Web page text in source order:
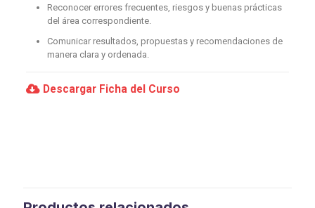
Reconocer errores frecuentes, riesgos y buenas prácticas
del área correspondiente.
Comunicar resultados, propuestas y recomendaciones de
manera clara y ordenada.
Descargar Ficha del Curso